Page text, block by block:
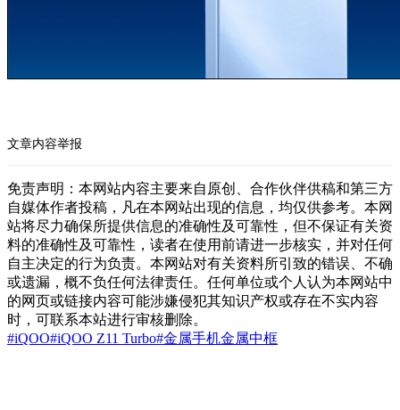
文章内容举报
免责声明：本网站内容主要来自原创、合作伙伴供稿和第三方
自媒体作者投稿，凡在本网站出现的信息，均仅供参考。本网
站将尽力确保所提供信息的准确性及可靠性，但不保证有关资
料的准确性及可靠性，读者在使用前请进一步核实，并对任何
自主决定的行为负责。本网站对有关资料所引致的错误、不确
或遗漏，概不负任何法律责任。任何单位或个人认为本网站中
的网页或链接内容可能涉嫌侵犯其知识产权或存在不实内容
时，可联系本站进行审核删除。
#iQOO#iQOO Z11 Turbo#金属手机金属中框